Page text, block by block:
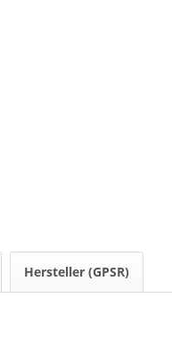
Hersteller (GPSR)